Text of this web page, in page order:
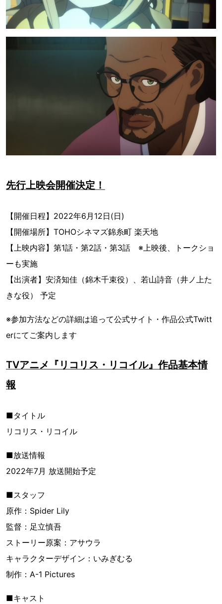
先行上映会開催決定！
【開催日程】2022年6月12日(日)
【開催場所】TOHOシネマズ錦糸町 楽天地
【上映内容】第1話・第2話・第3話 ※上映後、トークショ
ーも実施
【出演者】安済知佳（錦木千束役）、若山詩音（井ノ上た
きな役） 予定
※参加方法などの詳細は追って公式サイト・作品公式Twitt
erにてご案内します
TVアニメ『リコリス・リコイル』作品基本情
報
■タイトル
リコリス・リコイル
■放送情報
2022年7月 放送開始予定
■スタッフ
原作：Spider Lily
監督：足立慎吾
ストーリー原案：アサウラ
キャラクターデザイン：いみぎむる
制作：A-1 Pictures
■キャスト